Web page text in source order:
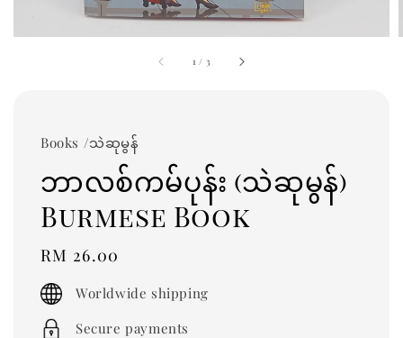
1 / 3
Books /သဲဆုမွန်
ဘာလစ်ကမ်ပုန်း (သဲဆုမွန်)
Burmese Book
Regular
price
RM 26.00
Worldwide shipping
Secure payments